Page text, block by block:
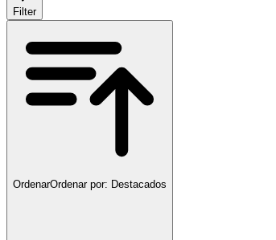
Filter
OrdenarOrdenar por: Destacados